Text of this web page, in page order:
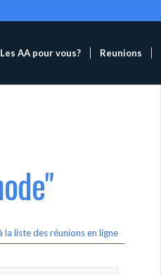
Les AA pour vous? Reunions
la liste des réunions en ligne